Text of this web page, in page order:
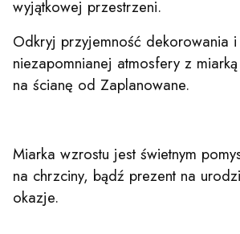
wyjątkowej przestrzeni.
Odkryj przyjemność dekorowania
niezapomnianej atmosfery z
na ścianę od Zaplanowane.
Miarka wzrostu jest świetnym
na chrzciny, bądź prezent na
okazje.